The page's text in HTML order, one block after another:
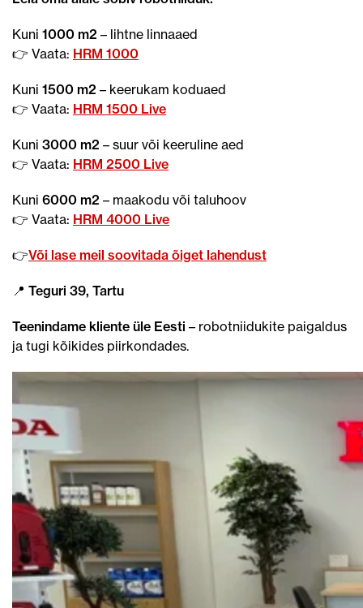
Kuni 1000 m2 – lihtne linnaaed
👉 Vaata: HRM 1000
Kuni 1500 m2 – keerukam koduaed
👉 Vaata: HRM 1500 Live
Kuni 3000 m2 – suur või keeruline aed
👉 Vaata: HRM 2500 Live
Kuni 6000 m2 – maakodu või taluhoov
👉 Vaata: HRM 4000 Live
👉Või lase meil soovitada õiget lahendust
📍 Teguri 39, Tartu
Teenindame kliente üle Eesti – robotniidukite paigaldus
ja tugi kõikides piirkondades.